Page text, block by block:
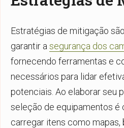
Estratégias de mitigação
garantir a segurança dos
fornecendo ferramentas e
necessários para lidar
potenciais. Ao elaborar seu
seleção de equipamentos é
carregar itens como mapas,